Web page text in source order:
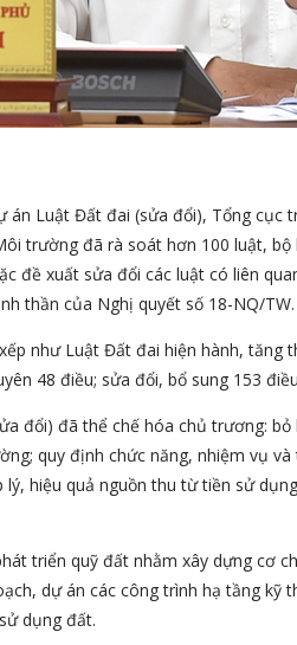
án Luật Đất đai (sửa đổi), Tổng cục
trường đã rà soát hơn 100 luật,
đề xuất sửa đổi các luật có liên
thần của Nghị quyết số 18-NQ/TW.
như Luật Đất đai hiện hành, tăng
48 điều; sửa đổi, bổ sung 153
đổi) đã thể chế hóa chủ trương:
quy định chức năng, nhiệm vụ
hiệu quả nguồn thu từ tiền sử
triển quỹ đất nhằm xây dựng cơ
dự án các công trình hạ tầng kỹ
dụng đất.